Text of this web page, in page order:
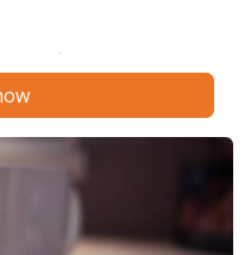
a confirmation on your
before the day of
Google Meet
alla volta.
con lo stesso